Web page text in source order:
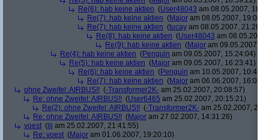
Re(6): hab keine aktien (User48043 am 08.05.2007,
Re(7): hab keine aktien (Major am 08.05.2007,
Re(7): hab keine aktien (tucay am 08.05.2007,
Re(8): hab keine aktien (User48043 am
Re(9): hab keine aktien (Major am 09.05.2007,
Re(4): hab keine aktien (Penguin am 09.05.2007, 15:24:04)
Re(5): hab keine aktien (Major am 09.05.2007, 16:23:41)
Re(6): hab keine aktien (Penguin am 10.05.2007,
Re(7): hab keine aktien (Major am 06.06.2007,
ohne Zweifel: AIRBUS!! (-Transformer2K- am 25.02.2007, 20:08:57)
Re: ohne Zweifel: AIRBUS!! (User6465 am 25.02.2007, 20:15:21)
Re(2): ohne Zweifel: AIRBUS!! (-Transformer2K- am 25.02.2007,
Re: ohne Zweifel: AIRBUS!! (Major am 27.02.2007, 14:31:26)
voest ( lij am 25.02.2007, 21:41:55)
Re: voest (Major am 01.06.2007, 19:20:10)